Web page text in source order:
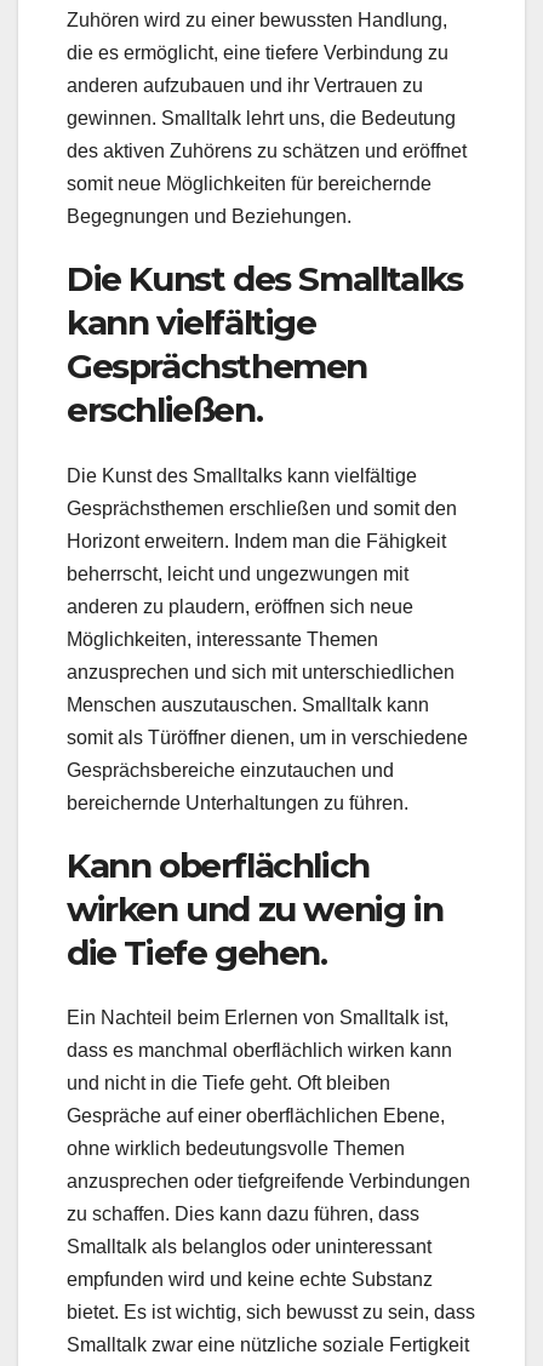
Zuhören wird zu einer bewussten Handlung,
die es ermöglicht, eine tiefere Verbindung zu
anderen aufzubauen und ihr Vertrauen zu
gewinnen. Smalltalk lehrt uns, die Bedeutung
des aktiven Zuhörens zu schätzen und eröffnet
somit neue Möglichkeiten für bereichernde
Begegnungen und Beziehungen.
Die Kunst des Smalltalks
kann vielfältige
Gesprächsthemen
erschließen.
Die Kunst des Smalltalks kann vielfältige
Gesprächsthemen erschließen und somit den
Horizont erweitern. Indem man die Fähigkeit
beherrscht, leicht und ungezwungen mit
anderen zu plaudern, eröffnen sich neue
Möglichkeiten, interessante Themen
anzusprechen und sich mit unterschiedlichen
Menschen auszutauschen. Smalltalk kann
somit als Türöffner dienen, um in verschiedene
Gesprächsbereiche einzutauchen und
bereichernde Unterhaltungen zu führen.
Kann oberflächlich
wirken und zu wenig in
die Tiefe gehen.
Ein Nachteil beim Erlernen von Smalltalk ist,
dass es manchmal oberflächlich wirken kann
und nicht in die Tiefe geht. Oft bleiben
Gespräche auf einer oberflächlichen Ebene,
ohne wirklich bedeutungsvolle Themen
anzusprechen oder tiefgreifende Verbindungen
zu schaffen. Dies kann dazu führen, dass
Smalltalk als belanglos oder uninteressant
empfunden wird und keine echte Substanz
bietet. Es ist wichtig, sich bewusst zu sein, dass
Smalltalk zwar eine nützliche soziale Fertigkeit